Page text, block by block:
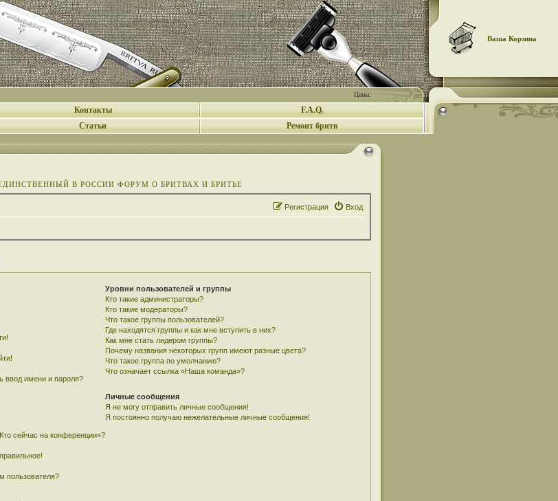
Цены:
Ваша Корзина
Контакты
F.A.Q.
Статьи Ремонт бритв
В РОССИИ ФОРУМ О БРИТВАХ И БРИТЬЕ
Вход
Регистрация
ввод имени и пароля?
сейчас на конференции»?
пользователя?
Уровни пользователей и группы
Кто такие администраторы?
Кто такие модераторы?
Что такое группы пользователей?
Где находятся группы и как мне вступить в них?
Как мне стать лидером группы?
Почему названия некоторых групп имеют разные цвета?
Что такое группа по умолчанию?
Что означает ссылка «Наша команда»?
Личные сообщения
Я не могу отправить личные сообщения!
Я постоянно получаю нежелательные личные сообщения!